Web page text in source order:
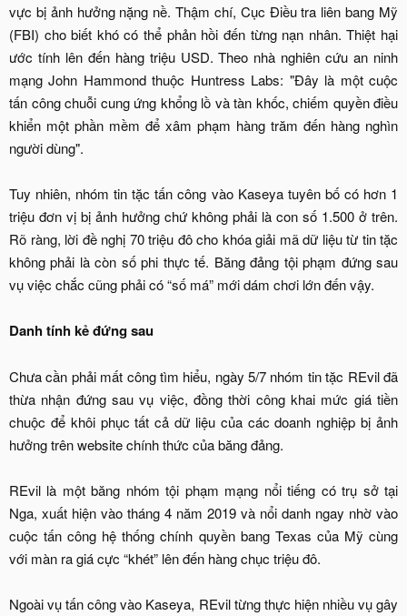
vực bị ảnh hưởng nặng nề. Thậm chí, Cục Điều tra liên bang Mỹ
(FBI) cho biết khó có thể phản hồi đến từng nạn nhân. Thiệt hại
ước tính lên đến hàng triệu USD. Theo nhà nghiên cứu an ninh
mạng John Hammond thuộc Huntress Labs: "Đây là một cuộc
tấn công chuỗi cung ứng khổng lồ và tàn khốc, chiếm quyền điều
khiển một phần mềm để xâm phạm hàng trăm đến hàng nghìn
người dùng".
Tuy nhiên, nhóm tin tặc tấn công vào Kaseya tuyên bố có hơn 1
triệu đơn vị bị ảnh hưởng chứ không phải là con số 1.500 ở trên.
Rõ ràng, lời đề nghị 70 triệu đô cho khóa giải mã dữ liệu từ tin tặc
không phải là còn số phi thực tế. Băng đảng tội phạm đứng sau
vụ việc chắc cũng phải có “số má” mới dám chơi lớn đến vậy.​
Danh tính kẻ đứng sau
Chưa cần phải mất công tìm hiểu, ngày 5/7 nhóm tin tặc REvil đã
thừa nhận đứng sau vụ việc, đồng thời công khai mức giá tiền
chuộc để khôi phục tất cả dữ liệu của các doanh nghiệp bị ảnh
hưởng trên website chính thức của băng đảng.
REvil là một băng nhóm tội phạm mạng nổi tiếng có trụ sở tại
Nga, xuất hiện vào tháng 4 năm 2019 và nổi danh ngay nhờ vào
cuộc tấn công hệ thống chính quyền bang Texas của Mỹ cùng
với màn ra giá cực “khét” lên đến hàng chục triệu đô.
Ngoài vụ tấn công vào Kaseya, REvil từng thực hiện nhiều vụ gây